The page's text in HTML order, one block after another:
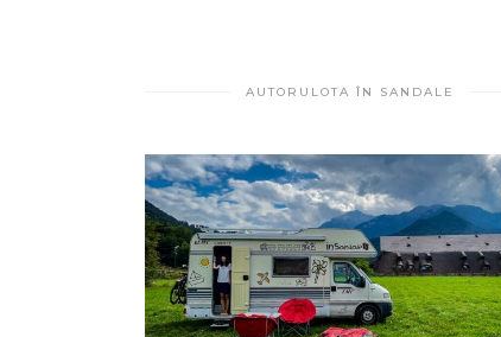
AUTORULOTA ÎN SANDALE